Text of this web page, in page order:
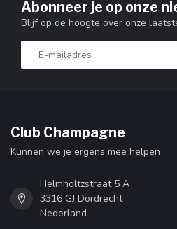
Abonneer je op onze
Blijf op de hoogte over onze
Club Champagne
Kunnen we je ergens mee helpen
Helmholtzstraat 5 A
3316 GJ Dordrecht
Nederland